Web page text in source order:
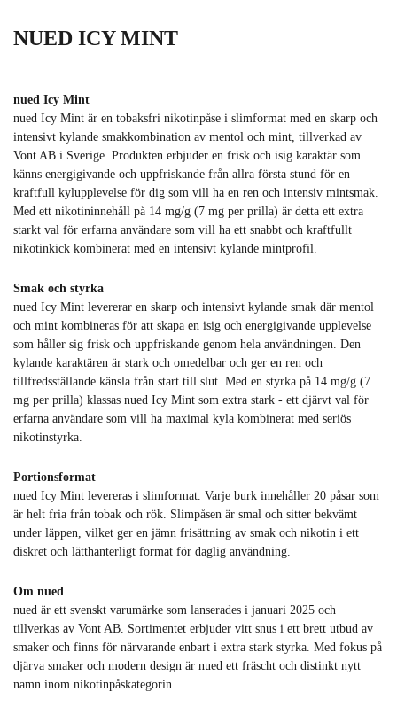
NUED ICY MINT
nued Icy Mint
nued Icy Mint är en tobaksfri nikotinpåse i slimformat med en skarp och
intensivt kylande smakkombination av mentol och mint, tillverkad av
Vont AB i Sverige. Produkten erbjuder en frisk och isig karaktär som
känns energigivande och uppfriskande från allra första stund för en
kraftfull kylupplevelse för dig som vill ha en ren och intensiv mintsmak.
Med ett nikotininnehåll på 14 mg/g (7 mg per prilla) är detta ett extra
starkt val för erfarna användare som vill ha ett snabbt och kraftfullt
nikotinkick kombinerat med en intensivt kylande mintprofil.
Smak och styrka
nued Icy Mint levererar en skarp och intensivt kylande smak där mentol
och mint kombineras för att skapa en isig och energigivande upplevelse
som håller sig frisk och uppfriskande genom hela användningen. Den
kylande karaktären är stark och omedelbar och ger en ren och
tillfredsställande känsla från start till slut. Med en styrka på 14 mg/g (7
mg per prilla) klassas nued Icy Mint som extra stark - ett djärvt val för
erfarna användare som vill ha maximal kyla kombinerat med seriös
nikotinstyrka.
Portionsformat
nued Icy Mint levereras i slimformat. Varje burk innehåller 20 påsar som
är helt fria från tobak och rök. Slimpåsen är smal och sitter bekvämt
under läppen, vilket ger en jämn frisättning av smak och nikotin i ett
diskret och lätthanterligt format för daglig användning.
Om nued
nued är ett svenskt varumärke som lanserades i januari 2025 och
tillverkas av Vont AB. Sortimentet erbjuder vitt snus i ett brett utbud av
smaker och finns för närvarande enbart i extra stark styrka. Med fokus på
djärva smaker och modern design är nued ett fräscht och distinkt nytt
namn inom nikotinpåskategorin.